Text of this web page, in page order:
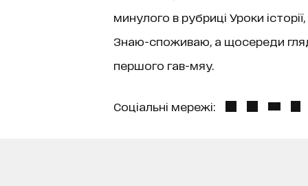
минулого в рубриці Уроки
Знаю-споживаю, а щосереди
першого гав-мяу.
Соціальні мережі: